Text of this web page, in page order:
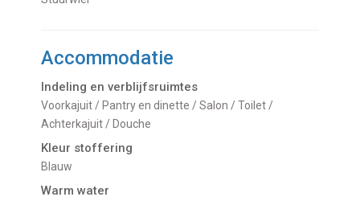
Accommodatie
Indeling en verblijfsruimtes
Voorkajuit / Pantry en dinette / Salon / Toilet /
Achterkajuit / Douche
Kleur stoffering
Blauw
Warm water